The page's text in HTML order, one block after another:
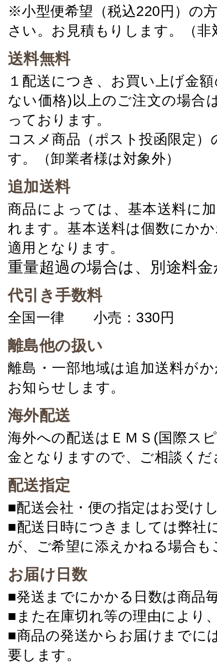
※小型便希望（税込220円）の
さい。お見積もりします。（非
送料無料
１配送につき、お買い上げ金
ない価格)以上のご注文の場合
っております。
コスメ商品（ポスト投函限定
す。（卸業者様は対象外）
追加送料
商品によっては、基本送料に
れます。基本送料は個数にか
適用となります。
重量超過の場合は、別途料
代引き手数料
全国一律 小売：330円 卸
離島他の扱い
離島・一部地域は追加送料が
お知らせします。
海外配送
海外への配送はＥＭＳ(国際ス
金となりますので、ご相談くだ
配送指定
■配送会社・便の指定はお受け
■配送日時につきましては弊社
が、ご希望に添えかねる場合
お届け日数
■発送までにかかる日数は商品
■また在庫切れ等の理由により
■商品の発送からお届けまでに
要します。